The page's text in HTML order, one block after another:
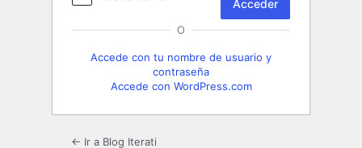
O
Accede con tu nombre de usuario y
contraseña
Accede con WordPress.com
← Ir a Blog Iterati